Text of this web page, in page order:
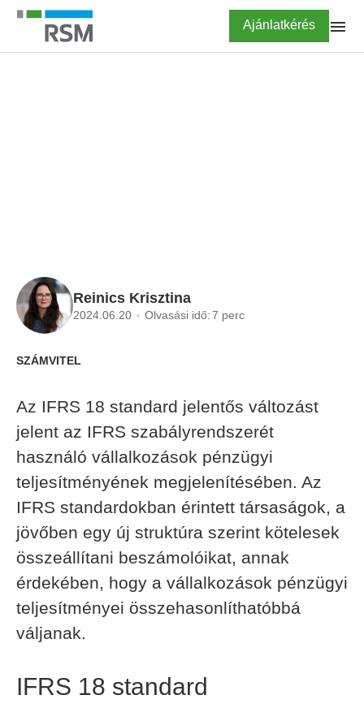
Ugrás
tartalomra
Highlighted
Ajánlatkérés
Reinics Krisztina
2024.06.20 Olvasási idő:7 perc
SZÁMVITEL
Az IFRS 18 standard jelentős változást
jelent az IFRS szabályrendszerét
használó vállalkozások pénzügyi
teljesítményének megjelenítésében. Az
IFRS standardokban érintett társaságok, a
jövőben egy új struktúra szerint kötelesek
összeállítani beszámolóikat, annak
érdekében, hogy a vállalkozások pénzügyi
teljesítményei összehasonlíthatóbbá
váljanak.
IFRS 18 standard